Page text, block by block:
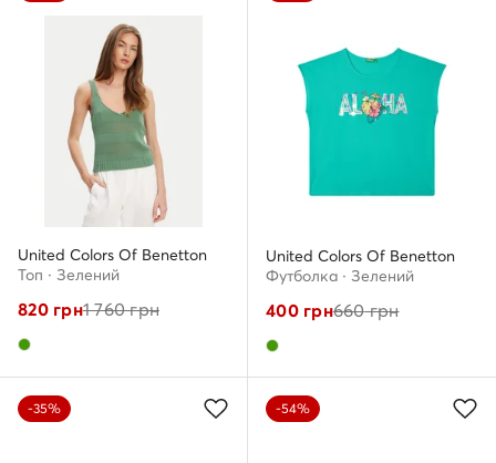
United Colors Of Benetton
Топ · Зелений
820грн1 760грн
United Colors Of Benetton
Футболка · Зелений
400грн660грн
-35% -54%